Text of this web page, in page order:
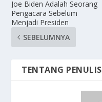
Joe Biden Adalah Seorang
Pengacara Sebelum
Menjadi Presiden
SEBELUMNYA
TENTANG PENULIS